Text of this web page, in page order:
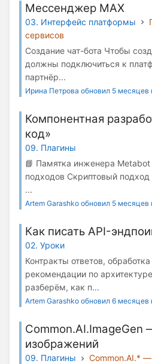
Мессенджер МАХ
03. Интерфейс платформы
сервисов
Cоздание чат-бота Чтобы
должны подключиться к
партнёр...
Ирина Петрова обновил 5 месяцев
Компонентная
код»
09. Плагины
📘 Памятка инженера
подходов Скриптовый
...
Artem Garashko обновил 5 месяцев
Как писать API-
02. Уроки
Контракты ответов,
рекомендации по
разберём, как п...
Artem Garashko обновил 6 месяцев
Common.AI.ImageGen
изображений
09. Плагины
Common.AI.*